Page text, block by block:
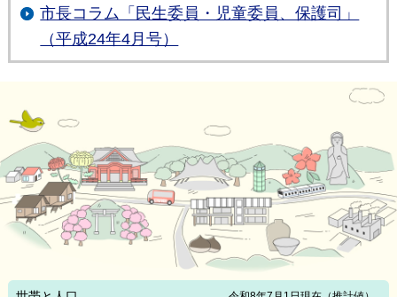
市長コラム「民生委員・児童委員、保護司」
（平成24年4月号）